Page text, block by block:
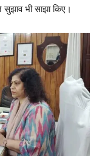
भी साझा किए।